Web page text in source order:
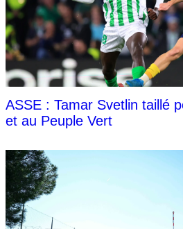
ASSE : Tamar Svetlin taillé
et au Peuple Vert